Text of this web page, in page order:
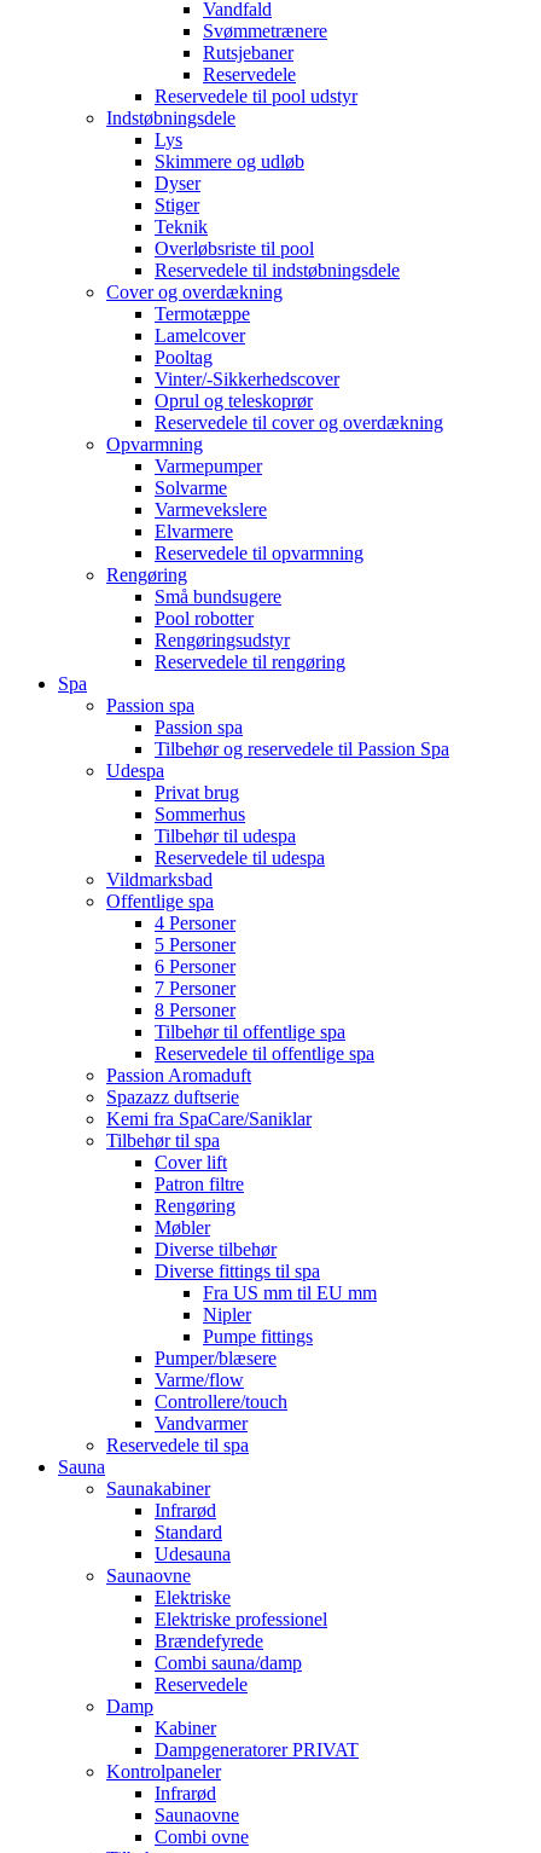
Vandfald
Svømmetrænere
Rutsjebaner
Reservedele
Reservedele til pool udstyr
Indstøbningsdele
Lys
Skimmere og udløb
Dyser
Stiger
Teknik
Overløbsriste til pool
Reservedele til indstøbningsdele
Cover og overdækning
Termotæppe
Lamelcover
Pooltag
Vinter/-Sikkerhedscover
Oprul og teleskoprør
Reservedele til cover og overdækning
Opvarmning
Varmepumper
Solvarme
Varmevekslere
Elvarmere
Reservedele til opvarmning
Rengøring
Små bundsugere
Pool robotter
Rengøringsudstyr
Reservedele til rengøring
Spa
Passion spa
Passion spa
Tilbehør og reservedele til Passion Spa
Udespa
Privat brug
Sommerhus
Tilbehør til udespa
Reservedele til udespa
Vildmarksbad
Offentlige spa
4 Personer
5 Personer
6 Personer
7 Personer
8 Personer
Tilbehør til offentlige spa
Reservedele til offentlige spa
Passion Aromaduft
Spazazz duftserie
Kemi fra SpaCare/Saniklar
Tilbehør til spa
Cover lift
Patron filtre
Rengøring
Møbler
Diverse tilbehør
Diverse fittings til spa
Fra US mm til EU mm
Nipler
Pumpe fittings
Pumper/blæsere
Varme/flow
Controllere/touch
Vandvarmer
Reservedele til spa
Sauna
Saunakabiner
Infrarød
Standard
Udesauna
Saunaovne
Elektriske
Elektriske professionel
Brændefyrede
Combi sauna/damp
Reservedele
Damp
Kabiner
Dampgeneratorer PRIVAT
Kontrolpaneler
Infrarød
Saunaovne
Combi ovne